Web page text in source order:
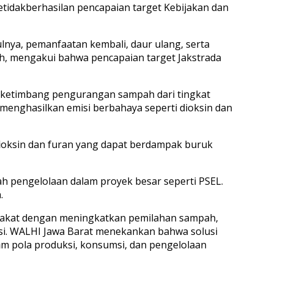
pencapaian target Kebijakan dan
pemanfaatan kembali, daur ulang, serta
mengakui bahwa pencapaian target Jakstrada
pengurangan sampah dari tingkat
emisi berbahaya seperti dioksin dan
dan furan yang dapat berdampak buruk
pengelolaan dalam proyek besar seperti PSEL.
dengan meningkatkan pemilahan sampah,
Jawa Barat menekankan bahwa solusi
pola produksi, konsumsi, dan pengelolaan